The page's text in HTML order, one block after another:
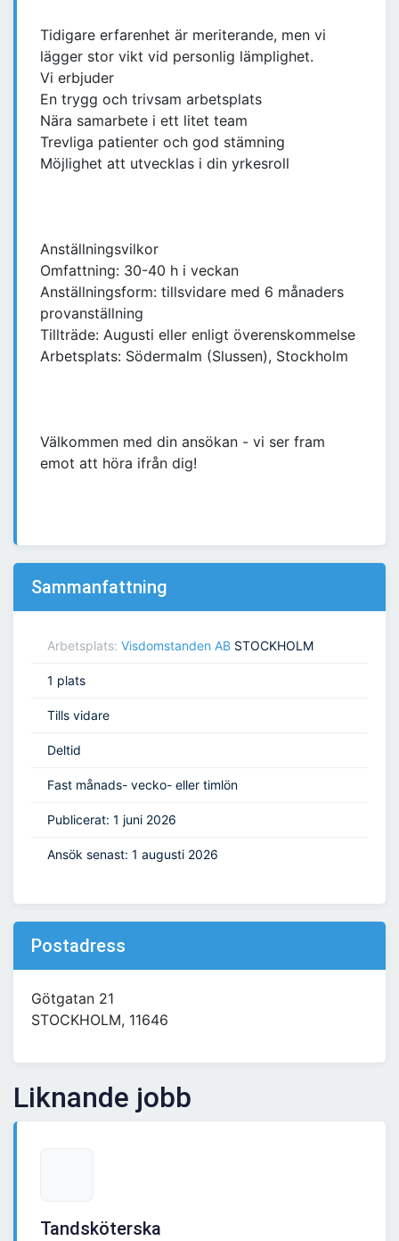
Tidigare erfarenhet är meriterande, men vi
lägger stor vikt vid personlig lämplighet.
Vi erbjuder
En trygg och trivsam arbetsplats
Nära samarbete i ett litet team
Trevliga patienter och god stämning
Möjlighet att utvecklas i din yrkesroll
Anställningsvilkor
Omfattning: 30-40 h i veckan
Anställningsform: tillsvidare med 6 månaders
provanställning
Tillträde: Augusti eller enligt överenskommelse
Arbetsplats: Södermalm (Slussen), Stockholm
Välkommen med din ansökan - vi ser fram
emot att höra ifrån dig!
Sammanfattning
Arbetsplats: Visdomstanden AB STOCKHOLM
1 plats
Tills vidare
Deltid
Fast månads- vecko- eller timlön
Publicerat: 1 juni 2026
Ansök senast: 1 augusti 2026
Postadress
Götgatan 21
STOCKHOLM, 11646
Liknande jobb
Tandsköterska